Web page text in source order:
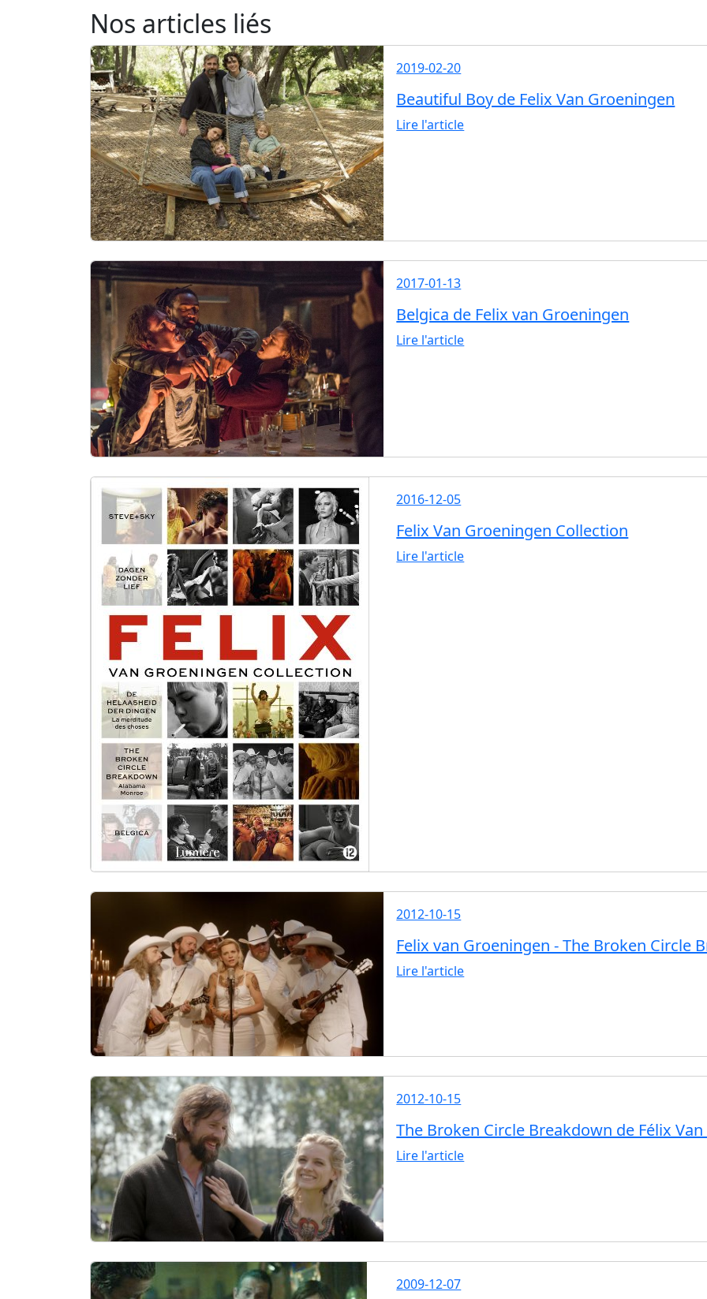
Nos articles liés
2019-02-20
Beautiful Boy de Felix Van Groeningen
Lire l'article
2017-01-13
Belgica de Felix van Groeningen
Lire l'article
2016-12-05
Felix Van Groeningen Collection
Lire l'article
2012-10-15
Felix van Groeningen - The Broken Circle
Lire l'article
2012-10-15
The Broken Circle Breakdown de Félix
Lire l'article
2009-12-07